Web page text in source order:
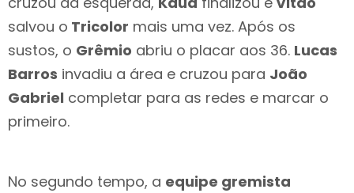
salvou o Tricolor mais uma vez. Após os
sustos, o Grêmio abriu o placar aos 36. Lucas
Barros invadiu a área e cruzou para João
Gabriel completar para as redes e marcar o
primeiro.
No segundo tempo, a equipe gremista